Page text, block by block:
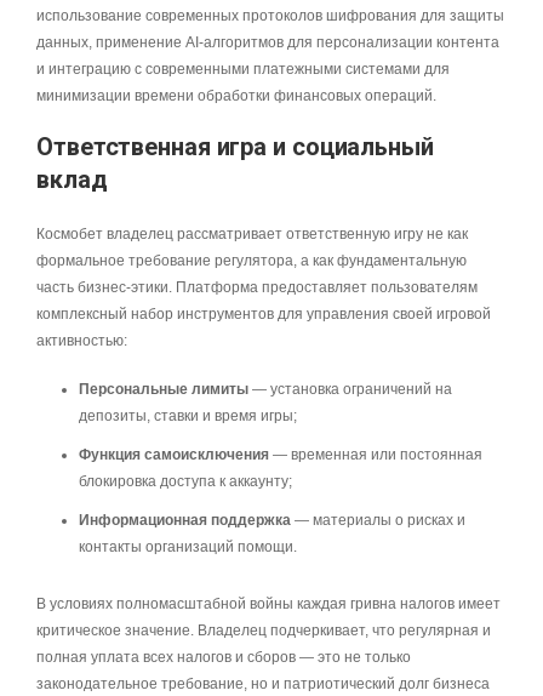
использование современных протоколов шифрования для защиты
данных, применение AI-алгоритмов для персонализации контента
и интеграцию с современными платежными системами для
минимизации времени обработки финансовых операций.
Ответственная игра и социальный
вклад
Космобет владелец рассматривает ответственную игру не как
формальное требование регулятора, а как фундаментальную
часть бизнес-этики. Платформа предоставляет пользователям
комплексный набор инструментов для управления своей игровой
активностью:
Персональные лимиты — установка ограничений на
депозиты, ставки и время игры;
Функция самоисключения — временная или постоянная
блокировка доступа к аккаунту;
Информационная поддержка — материалы о рисках и
контакты организаций помощи.
В условиях полномасштабной войны каждая гривна налогов имеет
критическое значение. Владелец подчеркивает, что регулярная и
полная уплата всех налогов и сборов — это не только
законодательное требование, но и патриотический долг бизнеса